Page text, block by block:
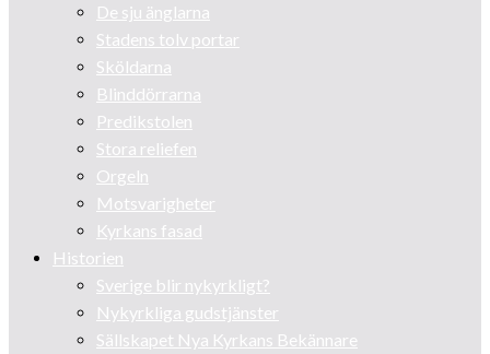
De sju änglarna
Stadens tolv portar
Sköldarna
Blinddörrarna
Predikstolen
Stora reliefen
Orgeln
Motsvarigheter
Kyrkans fasad
Historien
Sverige blir nykyrkligt?
Nykyrkliga gudstjänster
Sällskapet Nya Kyrkans Bekännare